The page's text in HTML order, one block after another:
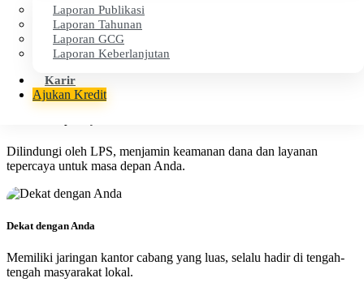
Laporan Publikasi
Laporan Tahunan
Laporan GCG
Laporan Keberlanjutan
Karir
Ajukan Kredit
Cepat & Efisien
Proses layanan cepat dan transparan untuk kenyamanan operasional
finansial Anda.
Dilindungi oleh LPS, menjamin keamanan dana dan layanan
tepercaya untuk masa depan Anda.
Dekat dengan Anda
Memiliki jaringan kantor cabang yang luas, selalu hadir di tengah-
tengah masyarakat lokal.